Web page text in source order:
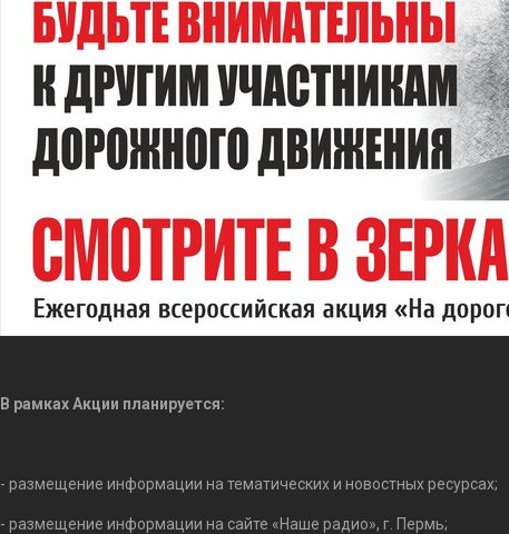
В рамках Акции планируется:
- размещение информации на тематических и новостных ресурсах;
- размещение информации на сайте «Наше радио», г. Пермь;